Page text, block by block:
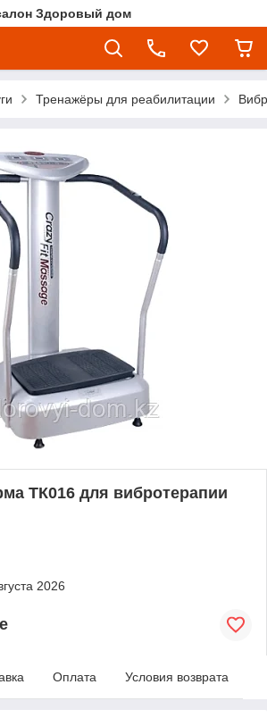
Здоровый дом
Тренажёры для реабилитации
ТК016 для вибротерапии
2026
Оплата Условия возврата